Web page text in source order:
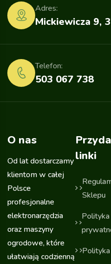
Mickiewicza 9,
Adres:
503 067 738
Telefon:
O nas
Od lat dostarczamy
klientom w całej
Polsce
profesjonalne
elektronarzędzia
oraz maszyny
ogrodowe, które
ułatwiają codzienną
linki
Sklepu
Polityka